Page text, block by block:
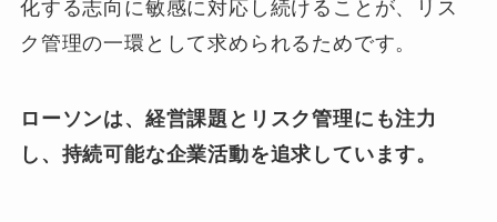
化する志向に敏感に対応し続けることが、リス
ク管理の一環として求められるためです。
ローソンは、経営課題とリスク管理にも注力
し、持続可能な企業活動を追求しています。